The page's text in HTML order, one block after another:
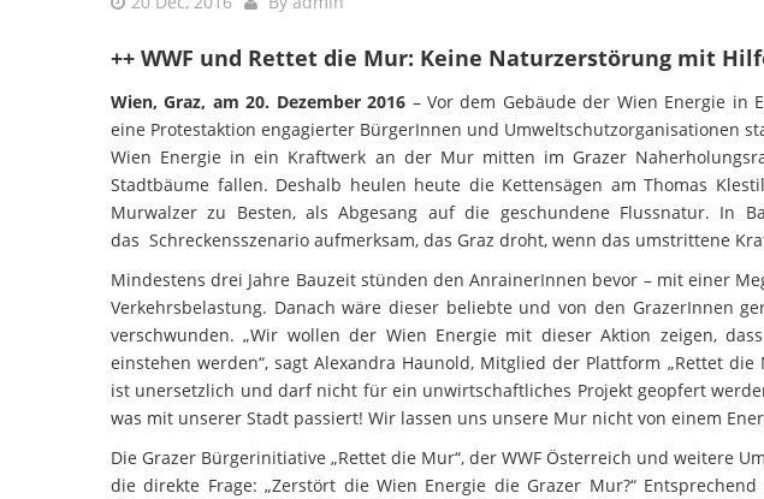
++ WWF und Rettet die Mur: Keine Naturzerstörung mit
Wien, Graz, am 20. Dezember 2016 – Vor dem Gebäude der Wien Energie in
eine Protestaktion engagierter BürgerInnen und Umweltschutzorganisationen
Wien Energie in ein Kraftwerk an der Mur mitten im Grazer
Stadtbäume fallen. Deshalb heulen heute die Kettensägen am Thomas
Murwalzer zu Besten, als Abgesang auf die geschundene Flussnatur. In
das Schreckensszenario aufmerksam, das Graz droht, wenn das umstrittene
Mindestens drei Jahre Bauzeit stünden den AnrainerInnen bevor – mit einer
Verkehrsbelastung. Danach wäre dieser beliebte und von den GrazerInnen
verschwunden. „Wir wollen der Wien Energie mit dieser Aktion zeigen,
einstehen werden“, sagt Alexandra Haunold, Mitglied der Plattform „Rettet
ist unersetzlich und darf nicht für ein unwirtschaftliches Projekt geopfert
was mit unserer Stadt passiert! Wir lassen uns unsere Mur nicht von einem
Die Grazer Bürgerinitiative „Rettet die Mur“, der WWF Österreich und weitere
die direkte Frage: „Zerstört die Wien Energie die Grazer Mur?“